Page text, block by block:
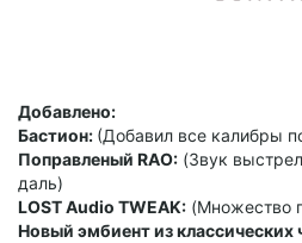
Добавлено:
Бастион: (Добавил все калибры
Поправленый RAO: (Звук
даль)
LOST Audio TWEAK: (Множество
Новый эмбиент из классических